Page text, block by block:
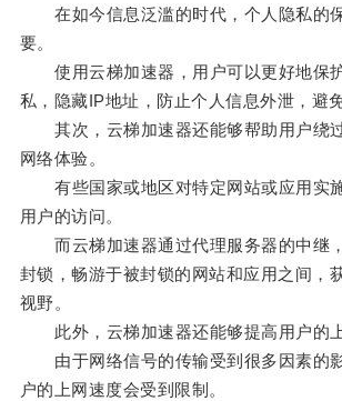
在如今信息泛滥的时代，个人隐私的
要。
使用云梯加速器，用户可以更好地保
私，隐藏IP地址，防止个人信息外泄，避
其次，云梯加速器还能够帮助用户绕
网络体验。
有些国家或地区对特定网站或应用实
用户的访问。
而云梯加速器通过代理服务器的中继
封锁，畅游于被封锁的网站和应用之间，
视野。
此外，云梯加速器还能够提高用户的上
由于网络信号的传输受到很多因素的
户的上网速度会受到限制。